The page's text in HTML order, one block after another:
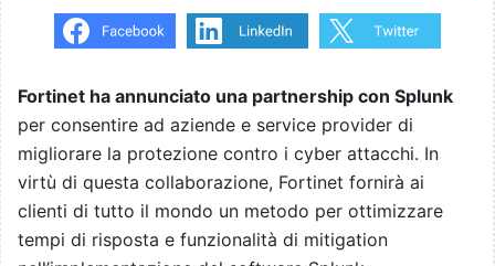
Fortinet ha annunciato una partnership con Splunk
per consentire ad aziende e service provider di
migliorare la protezione contro i cyber attacchi. In
virtù di questa collaborazione, Fortinet fornirà ai
clienti di tutto il mondo un metodo per ottimizzare
tempi di risposta e funzionalità di mitigation